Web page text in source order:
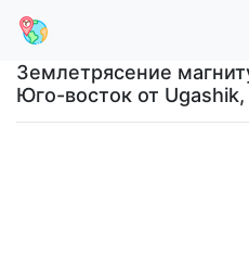
Землетрясение
Юго-восток от